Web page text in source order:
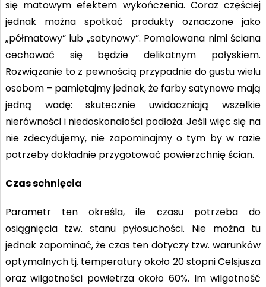
się matowym efektem wykończenia. Coraz częściej
jednak można spotkać produkty oznaczone jako
„półmatowy” lub „satynowy”. Pomalowana nimi ściana
cechować się będzie delikatnym połyskiem.
Rozwiązanie to z pewnością przypadnie do gustu wielu
osobom – pamiętajmy jednak, że farby satynowe mają
jedną wadę: skutecznie uwidaczniają wszelkie
nierówności i niedoskonałości podłoża. Jeśli więc się na
nie zdecydujemy, nie zapominajmy o tym by w razie
potrzeby dokładnie przygotować powierzchnię ścian.
Czas schnięcia
Parametr ten określa, ile czasu potrzeba do
osiągnięcia tzw. stanu pyłosuchości. Nie można tu
jednak zapominać, że czas ten dotyczy tzw. warunków
optymalnych tj. temperatury około 20 stopni Celsjusza
oraz wilgotności powietrza około 60%. Im wilgotność